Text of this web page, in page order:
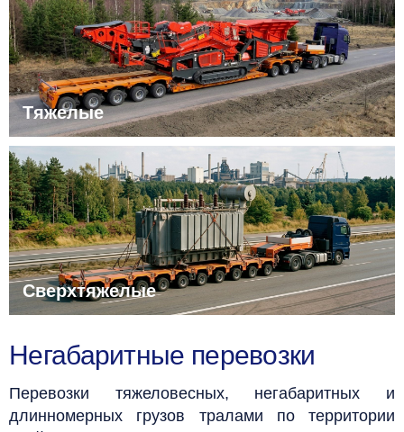
Тяжелые
Сверхтяжелые
Негабаритные перевозки
Перевозки тяжеловесных, негабаритных и
длинномерных грузов тралами по территории